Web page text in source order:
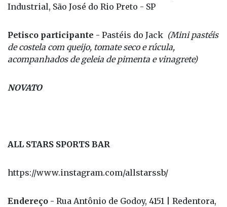
Industrial, São José do Rio Preto - SP
Petisco participante - Pastéis do Jack (Mini pastéis
de costela com queijo, tomate seco e rúcula,
acompanhados de geleia de pimenta e vinagrete)
NOVATO
ALL STARS SPORTS BAR
https://www.instagram.com/allstarssb/
Endereço - Rua Antônio de Godoy, 4151 | Redentora,